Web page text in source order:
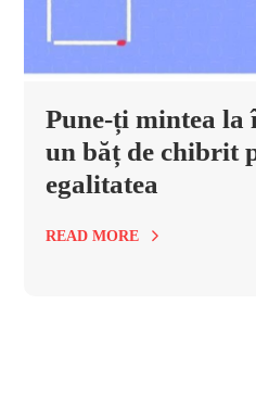
Pune-ți mintea la
un băț de chibrit
egalitatea
READ MORE